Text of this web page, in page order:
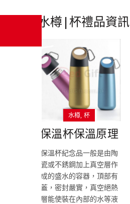
水樽|杯禮品資訊
水樽 杯
保溫杯保溫原理
保溫杯紀念品一般是由陶
瓷或不銹鋼加上真空層作
成的盛水的容器，頂部有
蓋，密封嚴實，真空絕熱
層能使裝在內部的水等液